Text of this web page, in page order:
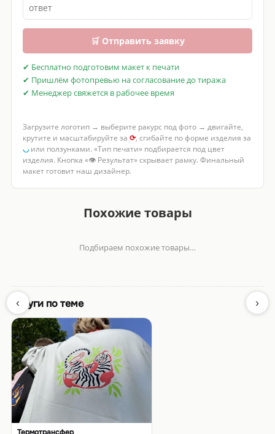
🛒 Отправить заявку
✔ Бесплатно подготовим макет к печати
✔ Пришлём фотопревью на согласование до тиража
✔ Менеджер свяжется в рабочее время
Загрузите логотип → выберите ракурс под фото → двигайте,
крутите и масштабируйте за ⟳, сгибайте по форме изделия за
◡или ползунками. «Тип печати» подбирается под цвет
изделия. Кнопка «👁 Результат» скрывает рамку. Финальный
макет готовит наш дизайнер.
Похожие товары
‹
Подбираем похожие товары…
›
Услуги по теме
Термотрансфер